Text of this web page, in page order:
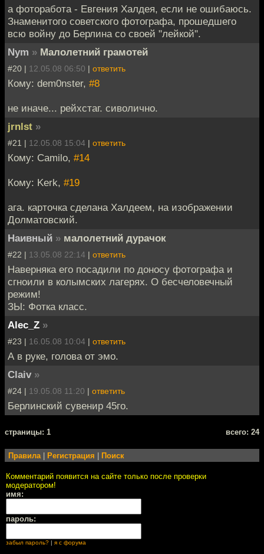
а фоторабота - Евгения Халдея, если не ошибаюсь.
Знаменитого советского фотографа, прошедшего
всю войну до Берлина со своей "лейкой".
Nym » Малолетний грамотей
#20 | 12.05.08 06:50 | ответить
Кому: dem0nster, #8
не иначе... рейхстаг. сиволично.
jrnlst »
#21 | 12.05.08 15:04 | ответить
Кому: Camilo, #14
Кому: Kerk, #19
ага. карточка сделана Халдеем, на изображении
Долматовский.
Наивный » малолетний дурачок
#22 | 13.05.08 22:14 | ответить
Наверняка его посадили по доносу фотографа и
сгноили в колымских лагерях. О бесчеловечный
режим!
ЗЫ: Фотка класс.
Alec_Z »
#23 | 16.05.08 10:04 | ответить
А в руке, голова от эмо.
Claiv »
#24 | 19.05.08 11:20 | ответить
Берлинский сувенир 45го.
cтраницы: 1 всего: 24
Правила| Регистрация Поиск
Комментарий появится на сайте только после проверки
модератором!
имя:
пароль:
забыл пароль? | я с форума